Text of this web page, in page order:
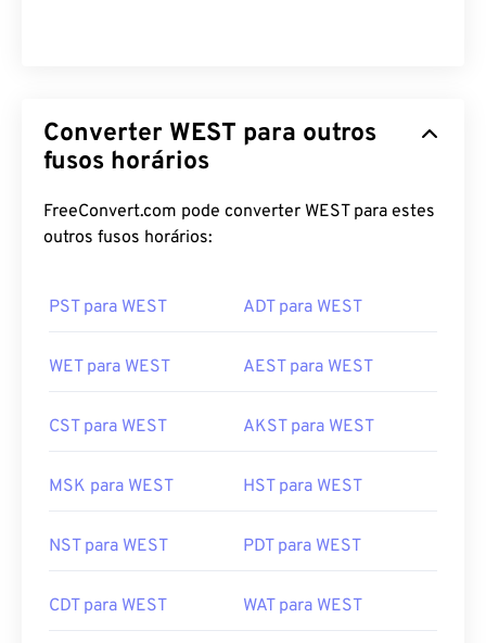
Converter WEST para outros
fusos horários
FreeConvert.com pode converter WEST para estes
outros fusos horários:
PST para WEST ADT para WEST
WET para WEST AEST para WEST
CST para WEST AKST para WEST
MSK para WEST HST para WEST
NST para WEST PDT para WEST
CDT para WEST WAT para WEST